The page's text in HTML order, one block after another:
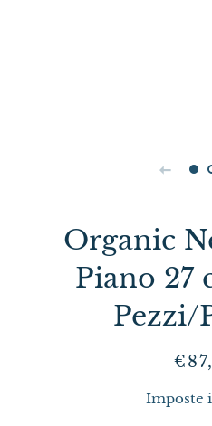
Organic
Piano 27
Pezzi/
Imposte